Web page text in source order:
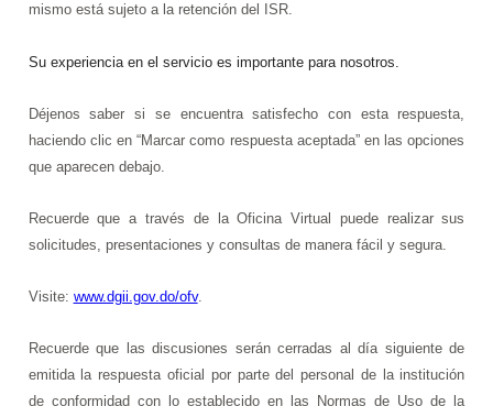
mismo está sujeto a la retención del ISR.
Su experiencia en el servicio es importante para nosotros.
Déjenos saber si se encuentra satisfecho con esta respuesta,
haciendo clic en “Marcar como respuesta aceptada” en las opciones
que aparecen debajo.
Recuerde que a través de la Oficina Virtual puede realizar sus
solicitudes, presentaciones y consultas de manera fácil y segura.
Visite: www.dgii.gov.do/ofv.
Recuerde que las discusiones serán cerradas al día siguiente de
emitida la respuesta oficial por parte del personal de la institución
de conformidad con lo establecido en las Normas de Uso de la